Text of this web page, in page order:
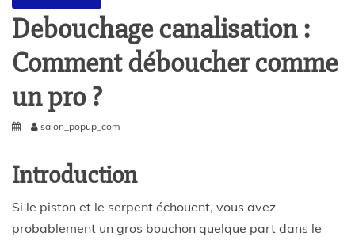
Debouchage canalisation :
Comment déboucher comme
un pro ?
salon_popup_com
Introduction
Si le piston et le serpent échouent, vous avez
probablement un gros bouchon quelque part dans le